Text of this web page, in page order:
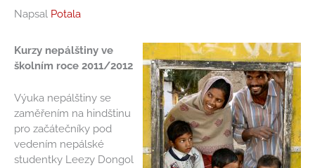
Napsal Potala
Kurzy nepálštiny ve
školním roce 2011/2012
Výuka nepálštiny se
zaměřením na hindštinu
pro začátečníky pod
vedením nepálské
studentky Leezy Dongol